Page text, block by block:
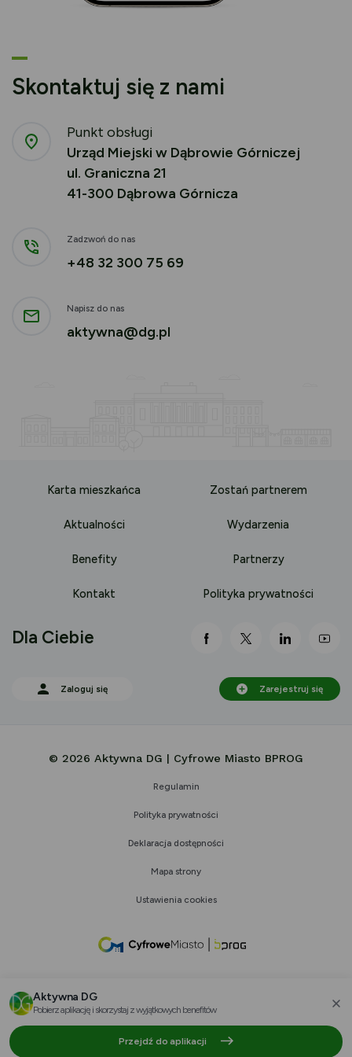
Skontaktuj się z nami
Punkt obsługi
Urząd Miejski w Dąbrowie Górniczej
ul. Graniczna 21
41-300 Dąbrowa Górnicza
Zadzwoń do nas
+48 32 300 75 69
Napisz do nas
aktywna@dg.pl
Karta mieszkańca Zostań partnerem
Aktualności Wydarzenia
Benefity Partnerzy
Kontakt Polityka prywatności
link otwiera się nowej
link otwiera się
link
Dla Ciebie
Zaloguj się Zarejestruj się
© 2026 Aktywna DG | Cyfrowe Miasto BPROG
Regulamin
Polityka prywatności
Deklaracja dostępności
Mapa strony
Ustawienia cookies
link
nowej
Aktywna DG
Pobierz aplikację i skorzystaj z wyjątkowych benefitów
Przejdź do aplikacji